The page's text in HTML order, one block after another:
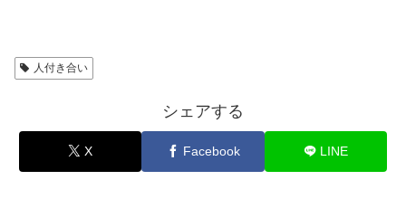
人付き合い
シェアする
X Facebook LINE